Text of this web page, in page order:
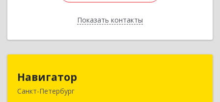
Показать контакты
Назад
Навигатор
Санкт-Петербург
196105, Санкт-Петербург г, Юрия Гагарина пр-